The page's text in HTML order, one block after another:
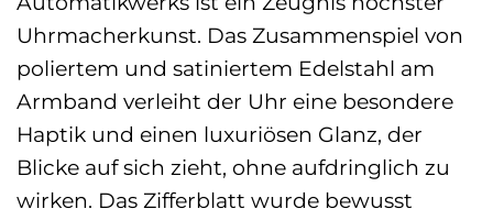
Uhrmacherkunst. Das Zusammenspiel von
poliertem und satiniertem Edelstahl am
Armband verleiht der Uhr eine besondere
Haptik und einen luxuriösen Glanz, der
Blicke auf sich zieht, ohne aufdringlich zu
wirken. Das Zifferblatt wurde bewusst